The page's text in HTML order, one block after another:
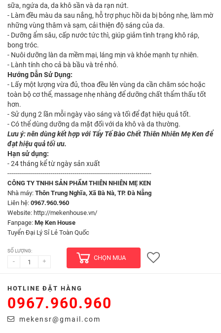
sữa, ngứa da, da khô sần và da rạn nứt.
- Làm đều màu da sau nắng, hỗ trợ phục hồi da bị bỏng nhẹ, làm mờ
những vùng thâm và sạm, cải thiện độ sáng của da.
- Dưỡng ẩm sâu, cấp nước tức thì, giúp giảm tình trạng khô ráp,
bong tróc.
- Nuôi dưỡng làn da mềm mại, láng mịn và khỏe mạnh tự nhiên.
- Lành tính cho cả bà bầu và trẻ nhỏ.
Hướng Dẫn Sử Dụng:
- Lấy một lượng vừa đủ, thoa đều lên vùng da cần chăm sóc hoặc
toàn bộ cơ thể, massage nhẹ nhàng để dưỡng chất thẩm thấu tốt
hơn.
- Sử dụng 2 lần mỗi ngày vào sáng và tối để đạt hiệu quả tốt.
- Có thể dùng dưỡng da mặt đối với da khô và da thường.
Lưu ý: nên dùng kết hợp với Tẩy Tế Bào Chết Thiên Nhiên Mẹ Ken để
đạt hiệu quả tối ưu.
Hạn sử dụng:
- 24 tháng kể từ ngày sản xuất
-------------------------------------------------------------------------
CÔNG TY TNHH SẢN PHẨM THIÊN NHIÊN MẸ KEN
Nhà máy: Thôn Trung Nghĩa, Xã Bà Nà, TP. Đà Nẵng
Liên hệ: 0967.960.960
Website: http://mekenhouse.vn/
Fanpage: Mẹ Ken House
Tuyển Đại Lý Sỉ Lẻ Toàn Quốc
SỐ LƯỢNG:
- +
CHỌN MUA
HOTLINE ĐẶT HÀNG
0967.960.960
mekensr@gmail.com